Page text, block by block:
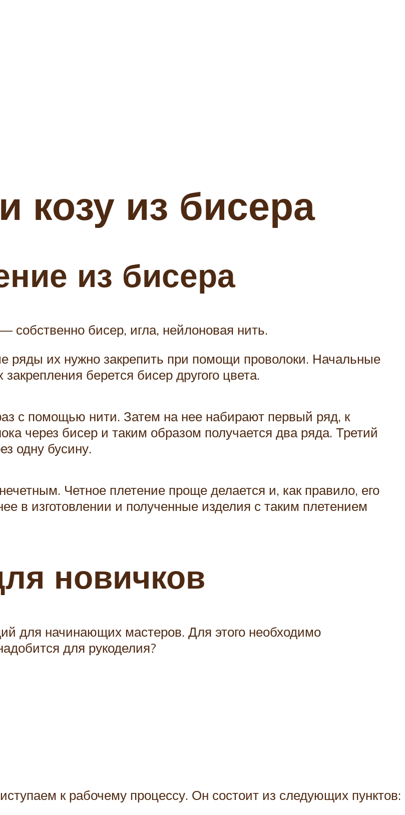
козу из бисера
из бисера
бисер, игла, нейлоновая нить.
ряды их нужно закрепить при помощи проволоки. Начальные
берется бисер другого цвета.
с помощью нити. Затем на нее набирают первый ряд, к
через бисер и таким образом получается два ряда. Третий
одну бусину.
Четное плетение проще делается и, как правило, его
в изготовлении и полученные изделия с таким плетением
новичков
для начинающих мастеров. Для этого необходимо
для рукоделия?
к рабочему процессу. Он состоит из следующих пунктов: